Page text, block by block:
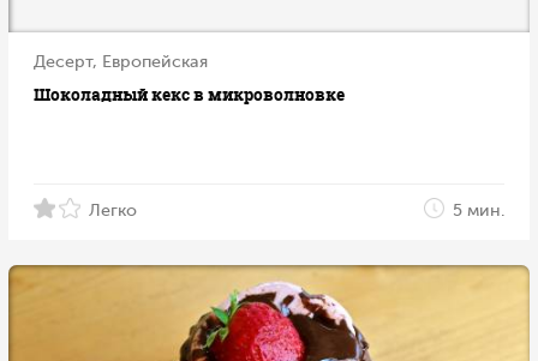
Десерт, Европейская
Шоколадный кекс в микроволновке
Легко 5 мин.